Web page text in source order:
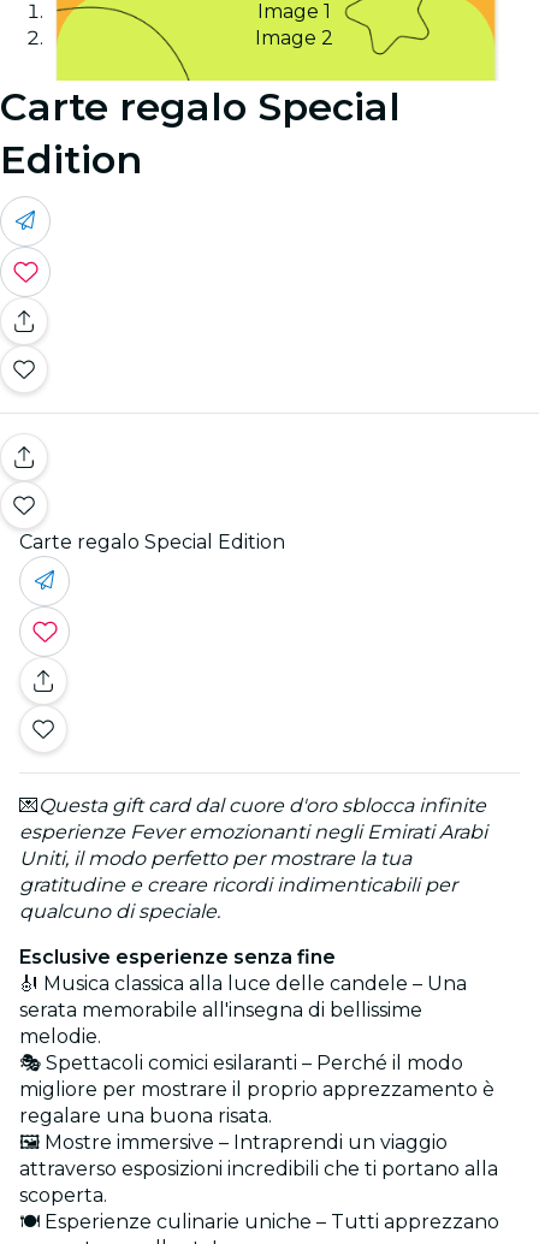
Image 1
Image 2
Carte regalo Special
Edition
Carte regalo Special Edition
💌 Questa gift card dal cuore d'oro sblocca infinite
esperienze Fever emozionanti negli Emirati Arabi
Uniti, il modo perfetto per mostrare la tua
gratitudine e creare ricordi indimenticabili per
qualcuno di speciale.
Esclusive esperienze senza fine
🎻 Musica classica alla luce delle candele – Una
serata memorabile all'insegna di bellissime
melodie.
🎭 Spettacoli comici esilaranti – Perché il modo
migliore per mostrare il proprio apprezzamento è
regalare una buona risata.
🖼️ Mostre immersive – Intraprendi un viaggio
attraverso esposizioni incredibili che ti portano alla
scoperta.
🍽️ Esperienze culinarie uniche – Tutti apprezzano